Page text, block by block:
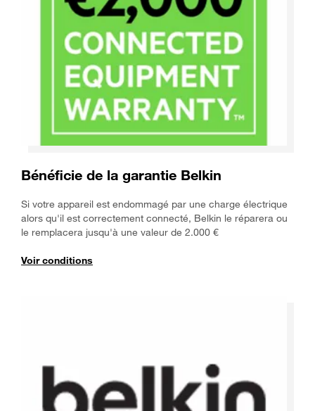
Bénéficie de la garantie Belkin
Si votre appareil est endommagé par une charge électrique
alors qu'il est correctement connecté, Belkin le réparera ou
le remplacera jusqu'à une valeur de 2.000 €
Voir conditions